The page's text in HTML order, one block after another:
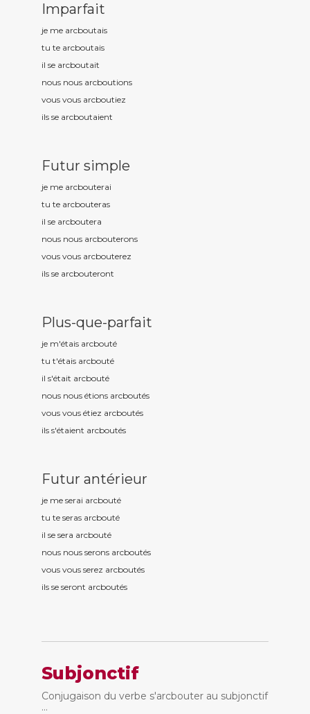
Imparfait
je me arcboutais
tu te arcboutais
il se arcboutait
nous nous arcboutions
vous vous arcboutiez
ils se arcboutaient
Futur simple
je me arcbouterai
tu te arcbouteras
il se arcboutera
nous nous arcbouterons
vous vous arcbouterez
ils se arcbouteront
Plus-que-parfait
je m'étais arcbouté
tu t'étais arcbouté
il s'était arcbouté
nous nous étions arcboutés
vous vous étiez arcboutés
ils s'étaient arcboutés
Futur antérieur
je me serai arcbouté
tu te seras arcbouté
il se sera arcbouté
nous nous serons arcboutés
vous vous serez arcboutés
ils se seront arcboutés
Subjonctif
Conjugaison du verbe s'arcbouter au subjonctif
...